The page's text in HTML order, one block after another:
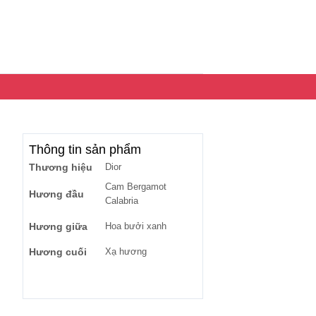
Thông tin sản phẩm
Thương hiệu Dior
Hương đầu
Cam Bergamot
Calabria
Hương giữa Hoa bưởi xanh
Hương cuối Xạ hương